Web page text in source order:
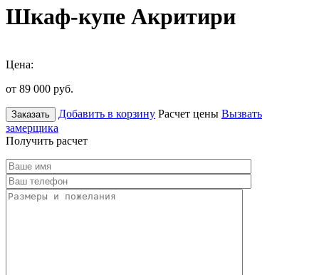
Шкаф-купе Акритири
Цена:
от 89 000 руб.
Заказать Добавить в корзину Расчет цены Вызвать
замерщика
Получить расчет